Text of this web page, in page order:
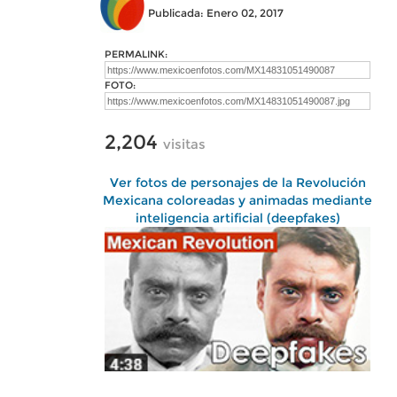
Publicada: Enero 02, 2017
PERMALINK:
FOTO:
2,204 visitas
Ver fotos de personajes de la Revolución
Mexicana coloreadas y animadas mediante
inteligencia artificial (deepfakes)